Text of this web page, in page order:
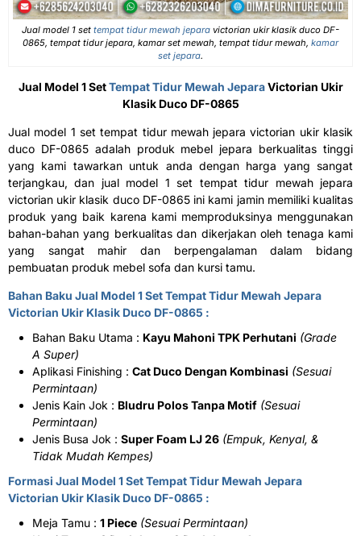
Jual model 1 set tempat tidur mewah jepara victorian ukir klasik duco DF-
0865, tempat tidur jepara, kamar set mewah, tempat tidur mewah, kamar
set jepara.
Jual Model 1 SetTempat Tidur Mewah JeparaVictorian Ukir
Klasik Duco DF-0865
Jual model 1 set tempat tidur mewah jepara victorian ukir klasik
duco DF-0865 adalah produk mebel jepara berkualitas tinggi
yang kami tawarkan untuk anda dengan harga yang sangat
terjangkau, dan jual model 1 set tempat tidur mewah jepara
victorian ukir klasik duco DF-0865 ini kami jamin memiliki kualitas
produk yang baik karena kami memproduksinya menggunakan
bahan-bahan yang berkualitas dan dikerjakan oleh tenaga kami
yang sangat mahir dan berpengalaman dalam bidang
pembuatan produk mebel sofa dan kursi tamu.
Bahan Baku Jual Model 1 Set Tempat Tidur Mewah Jepara
Victorian Ukir Klasik Duco DF-0865 :
Bahan Baku Utama : Kayu Mahoni TPK Perhutani (Grade
A Super)
Aplikasi Finishing : Cat Duco Dengan Kombinasi (Sesuai
Permintaan)
Jenis Kain Jok : Bludru Polos Tanpa Motif (Sesuai
Permintaan)
Jenis Busa Jok : Super Foam LJ 26 (Empuk, Kenyal, &
Tidak Mudah Kempes)
Formasi Jual Model 1 Set Tempat Tidur Mewah Jepara
Victorian Ukir Klasik Duco DF-0865 :
Meja Tamu : 1 Piece (Sesuai Permintaan)